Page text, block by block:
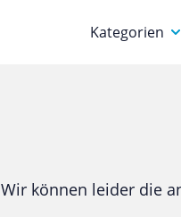
Kategorien
Computer
Wir können leider die